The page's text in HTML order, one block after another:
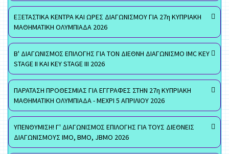
ΕΞΕΤΑΣΤΙΚΑ ΚΕΝΤΡΑ ΚΑΙ ΩΡΕΣ ΔΙΑΓΩΝΙΣΜΟΥ ΓΙΑ 27η ΚΥΠΡΙΑΚΗ
ΜΑΘΗΜΑΤΙΚΗ ΟΛΥΜΠΙΑΔΑ 2026
Β' ΔΙΑΓΩΝΙΣΜΟΣ ΕΠΙΛΟΓΗΣ ΓΙΑ ΤΟΝ ΔΙΕΘΝΗ ΔΙΑΓΩΝΙΣΜΟ IMC KEY
STAGE II ΚΑΙ KEY STAGE III 2026
ΠΑΡΑΤΑΣΗ ΠΡΟΘΕΣΜΙΑΣ ΓΙΑ ΕΓΓΡΑΦΕΣ ΣΤΗΝ 27η ΚΥΠΡΙΑΚΗ
ΜΑΘΗΜΑΤΙΚΗ ΟΛΥΜΠΙΑΔΑ - ΜΕΧΡΙ 5 ΑΠΡΙΛΙΟΥ 2026
ΥΠΕΝΘΥΜΙΣΗ! Γ' ΔΙΑΓΩΝΙΣΜΟΣ ΕΠΙΛΟΓΗΣ ΓΙΑ ΤΟΥΣ ΔΙΕΘΝΕΙΣ
ΔΙΑΓΩΝΙΣΜΟΥΣ ΙΜΟ, ΒΜΟ, JBMO 2026